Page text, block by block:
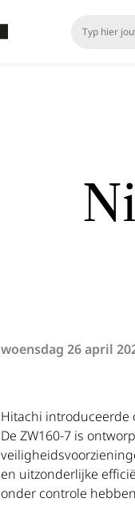
woensdag 26 april
Hitachi introduceerde
De ZW160-7 is
en uitzonderlijke
onder controle